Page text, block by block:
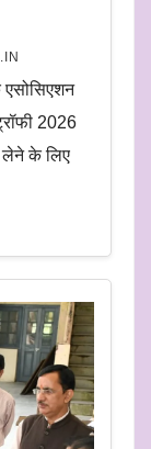
एसोसिएशन
2026
लेने के लिए